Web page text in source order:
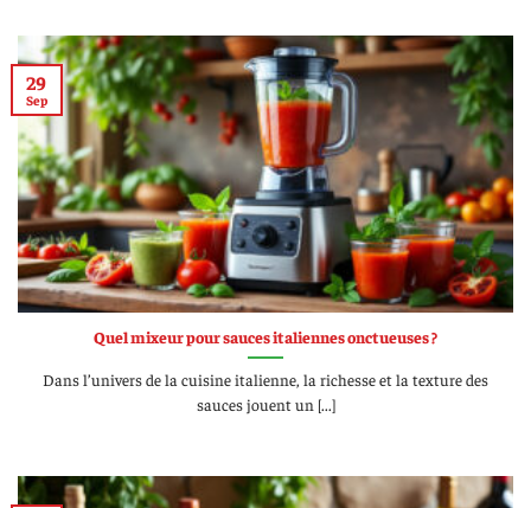
Quel mixeur pour sauces italiennes onctueuses ?
Dans l’univers de la cuisine italienne, la richesse et la texture des
sauces jouent un [...]
29
Sep